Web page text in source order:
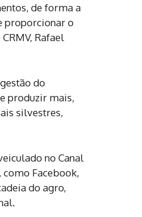
de forma a
proporcionar o
Rafael
do
produzir mais,
silvestres,
no Canal
Facebook,
do agro,